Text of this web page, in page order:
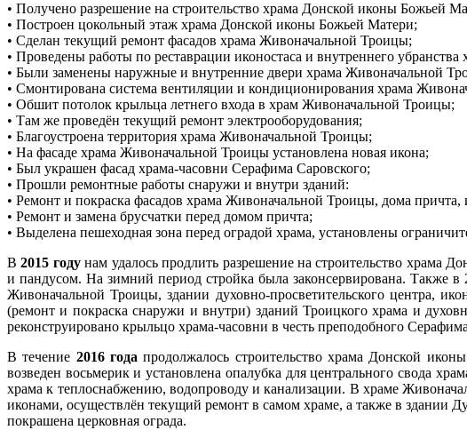
• Получено разрешение на строительство храма Донской иконы Божьей
• Построен цокольный этаж храма Донской иконы Божьей Матери;
• Сделан текущий ремонт фасадов храма Живоначальной Троицы;
• Проведены работы по реставрации иконостаса и внутреннего
• Были заменены наружные и внутренние двери храма Живоначальной
• Смонтирована система вентиляции и кондиционирования храма
• Обшит потолок крыльца летнего входа в храм Живоначальной Троицы;
• Там же проведён текущий ремонт электрооборудования;
• Благоустроена территория храма Живоначальной Троицы;
• На фасаде храма Живоначальной Троицы установлена новая икона;
• Был украшен фасад храма-часовни Серафима Саровского;
• Прошли ремонтные работы снаружи и внутри зданий:
• Ремонт и покраска фасадов храма Живоначальной Троицы, дома причта,
• Ремонт и замена брусчатки перед домом причта;
• Выделена пешеходная зона перед оградой храма, установлены
В2015 годунам удалось продлить разрешение на строительство храма
и пандусом. На зимний период стройка была законсервирована.
Живоначальной Троицы, здании духовно-просветительского центра,
(ремонт и покраска снаружи и внутри) зданий Троицкого храма и
реконструировано крыльцо храма-часовни в честь преподобного
В течение 2016 годапродолжалось строительство храма Донской
возведен восьмерик и установлена опалубка для центрального свода
храма к теплоснабжению, водопроводу и канализации. В храме
иконами, осуществлён текущий ремонт в самом храме, а также в здании
покрашена церковная ограда.